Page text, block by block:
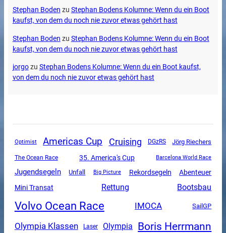
Stephan Boden zu Stephan Bodens Kolumne: Wenn du ein Boot
kaufst, von dem du noch nie zuvor etwas gehört hast
Stephan Boden zu Stephan Bodens Kolumne: Wenn du ein Boot
kaufst, von dem du noch nie zuvor etwas gehört hast
jorgozu Stephan Bodens Kolumne: Wenn du ein Boot kaufst,
von dem du noch nie zuvor etwas gehört hast
Optimist Americas Cup Cruising DGzRS Jörg Riechers
The Ocean Race 35. America's Cup Barcelona World Race
Jugendsegeln Unfall Big Picture Rekordsegeln
Abenteuer
Mini Transat
Rettung Bootsbau
Volvo Ocean Race IMOCA SailGP
Olympia Klassen Laser Olympia Boris Herrmann